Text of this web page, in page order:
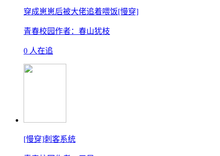
穿成崽崽后被大佬追着喂饭[慢穿]
青春校园作者：春山犹枝
0 人在追
[慢穿]刺客系统